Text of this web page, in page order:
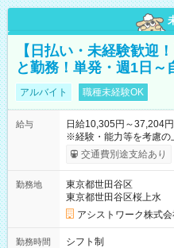
【日払い・未経験歓迎
と勤務！単発・週1日～
アルバイト 職種未経験OK
給与
日給10,305円～37,204円
※経験・能力等を考慮の上、
間】試用期間なし
交通費別途支給あり
勤務地
東京都世田谷区
東京都世田谷区桜上水
アシストワーク株式会
勤務時間
シフト制